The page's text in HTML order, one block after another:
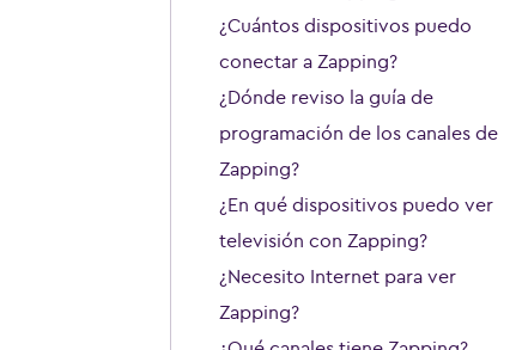
¿Cuántos dispositivos puedo
conectar a Zapping?
¿Dónde reviso la guía de
programación de los canales de
Zapping?
¿En qué dispositivos puedo ver
televisión con Zapping?
¿Necesito Internet para ver
Zapping?